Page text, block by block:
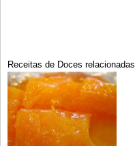
Receitas de Doces relacionadas